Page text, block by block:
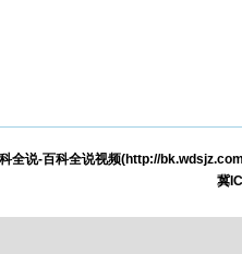
全说-百科全说视频(http://
冀